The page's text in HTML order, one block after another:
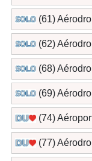
(61)
(62)
(68)
(69)
(74)
(77)